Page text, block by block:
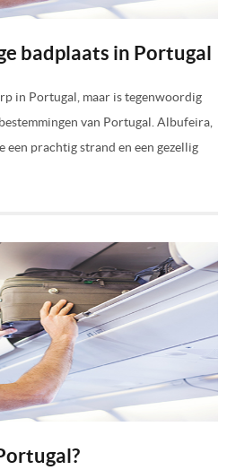
badplaats in Portugal
in Portugal, maar is tegenwoordig
van Portugal. Albufeira,
een prachtig strand en een gezellig